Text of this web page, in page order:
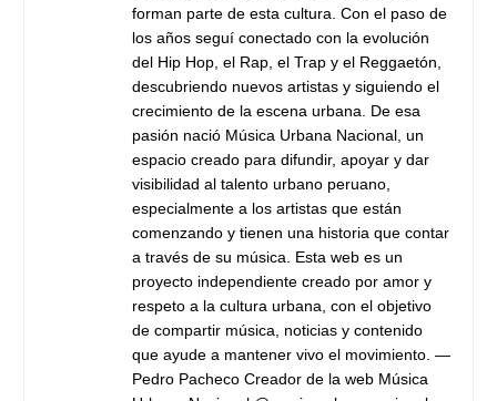
forman parte de esta cultura. Con el paso de
los años seguí conectado con la evolución
del Hip Hop, el Rap, el Trap y el Reggaetón,
descubriendo nuevos artistas y siguiendo el
crecimiento de la escena urbana. De esa
pasión nació Música Urbana Nacional, un
espacio creado para difundir, apoyar y dar
visibilidad al talento urbano peruano,
especialmente a los artistas que están
comenzando y tienen una historia que contar
a través de su música. Esta web es un
proyecto independiente creado por amor y
respeto a la cultura urbana, con el objetivo
de compartir música, noticias y contenido
que ayude a mantener vivo el movimiento. —
Pedro Pacheco Creador de la web Música